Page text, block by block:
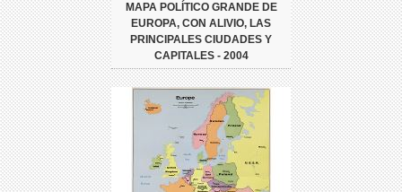
MAPA POLÍTICO GRANDE DE
EUROPA, CON ALIVIO, LAS
PRINCIPALES CIUDADES Y
CAPITALES - 2004